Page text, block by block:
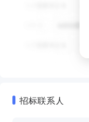
招标联系人